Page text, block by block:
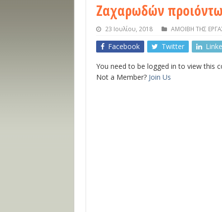
Ζαχαρωδών
23 Ιουλίου, 2018 ΑΜΟΙΒΗ ΤΗΣ
Facebook Twitter
You need to be logged in to view this
Not a Member? Join Us